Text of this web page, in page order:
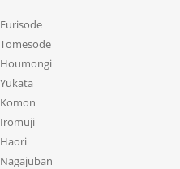
Furisode
Tomesode
Houmongi
Yukata
Komon
Iromuji
Haori
Nagajuban